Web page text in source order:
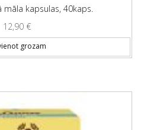
māla kapsulas, 40kaps.
12,90 €
grozam